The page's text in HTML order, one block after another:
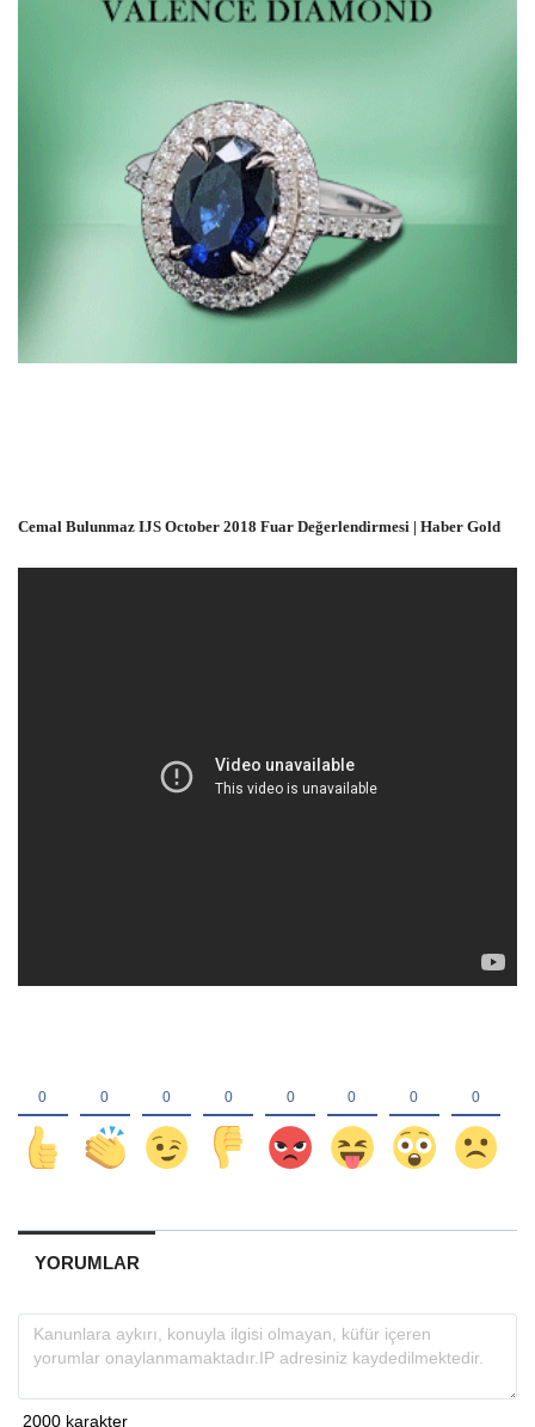
Cemal Bulunmaz IJS October 2018 Fuar Değerlendirmesi | Haber Gold
YORUMLAR